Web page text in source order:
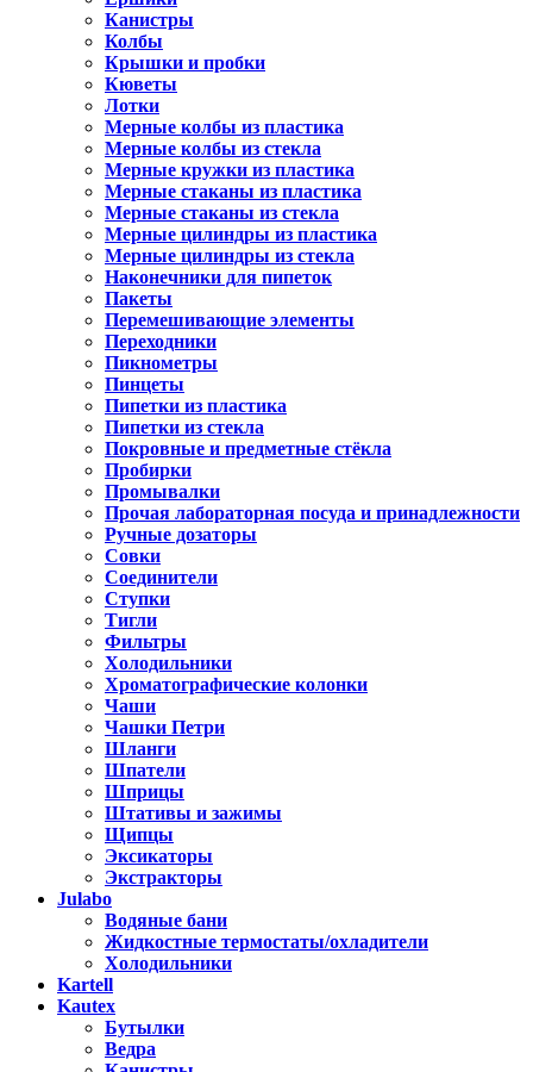
Канистры
Колбы
Крышки и пробки
Кюветы
Лотки
Мерные колбы из пластика
Мерные колбы из стекла
Мерные кружки из пластика
Мерные стаканы из пластика
Мерные стаканы из стекла
Мерные цилиндры из пластика
Мерные цилиндры из стекла
Наконечники для пипеток
Пакеты
Перемешивающие элементы
Переходники
Пикнометры
Пинцеты
Пипетки из пластика
Пипетки из стекла
Покровные и предметные стёкла
Пробирки
Промывалки
Прочая лабораторная посуда и принадлежности
Ручные дозаторы
Совки
Соединители
Ступки
Тигли
Фильтры
Холодильники
Хроматографические колонки
Чаши
Чашки Петри
Шланги
Шпатели
Шприцы
Штативы и зажимы
Щипцы
Эксикаторы
Экстракторы
Julabo
Водяные бани
Жидкостные термостаты/охладители
Холодильники
Kartell
Kautex
Бутылки
Ведра